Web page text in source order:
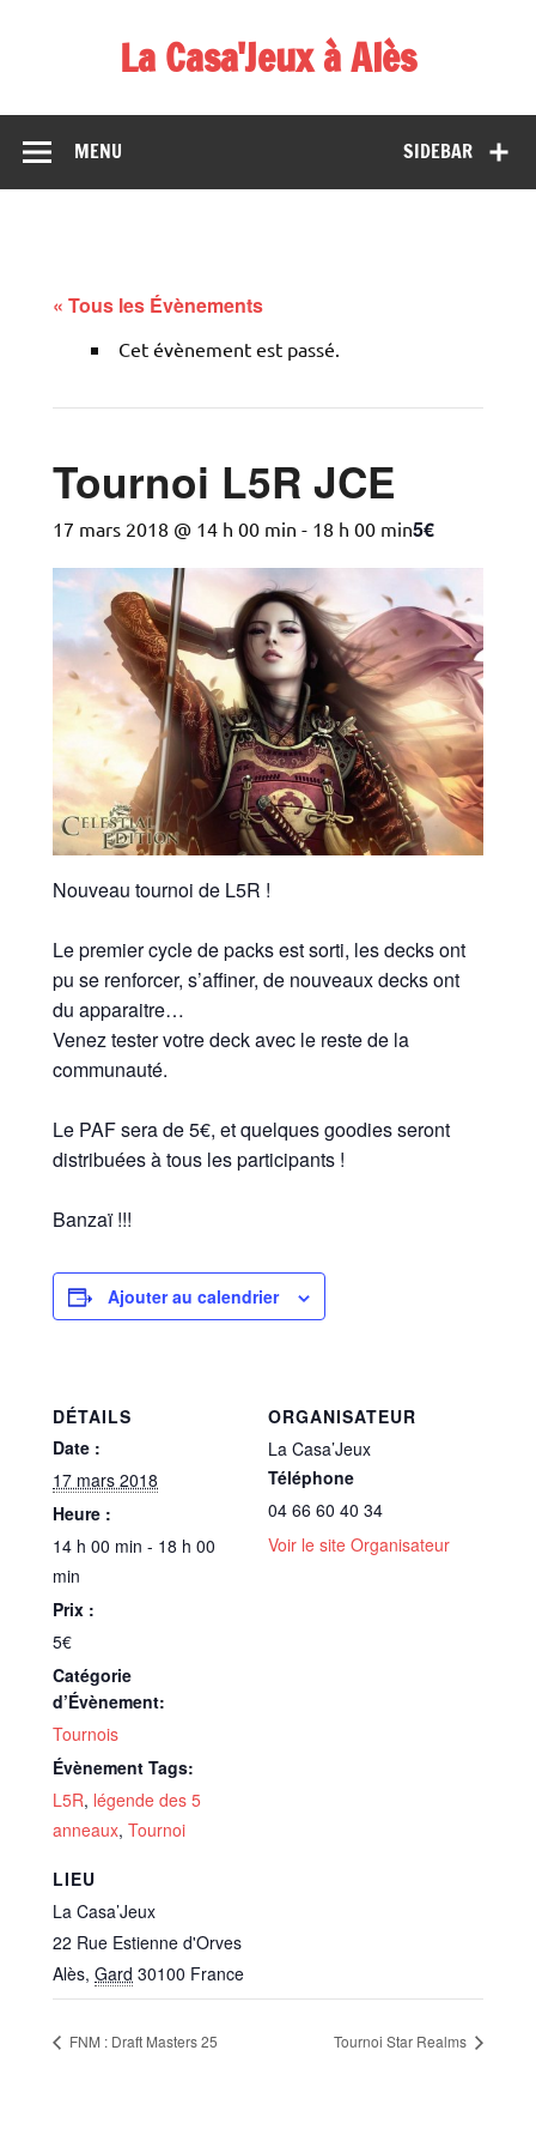
La Casa'Jeux à Alès
démos et de tournois
SIDEBAR
MENU
« Tous les Évènements
Cet évènement est passé.
Tournoi L5R JCE
17 mars 2018 @ 14 h 00 min - 18 h 00 min5€
Nouveau tournoi de L5R !
Le premier cycle de packs est sorti, les decks ont
pu se renforcer, s’affiner, de nouveaux decks ont
du apparaitre…
Venez tester votre deck avec le reste de la
communauté.
Le PAF sera de 5€, et quelques goodies seront
distribuées à tous les participants !
Banzaï !!!
Ajouter au calendrier
DÉTAILS
Date :
17 mars 2018
Heure :
14 h 00 min - 18 h 00
min
Prix :
5€
Catégorie
d’Évènement:
Tournois
Évènement Tags:
L5R, légende des 5
anneaux, Tournoi
LIEU
La Casa’Jeux
22 Rue Estienne d'Orves
Alès, Gard 30100 France
ORGANISATEUR
La Casa’Jeux
Téléphone
04 66 60 40 34
Voir le site Organisateur
FNM : Draft Masters 25 Tournoi Star Realms